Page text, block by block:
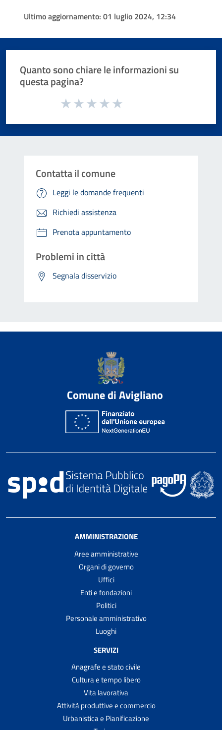
Ultimo aggiornamento: 01 luglio 2024, 12:34
Quanto sono chiare le informazioni su
questa pagina?
Valuta da 1 a 5 stelle la pagina
Contatta il comune
Leggi le domande frequenti
Richiedi assistenza
Prenota appuntamento
Problemi in città
Segnala disservizio
Comune di Avigliano
AMMINISTRAZIONE
Aree amministrative
Organi di governo
Uffici
Enti e fondazioni
Politici
Personale amministrativo
Luoghi
SERVIZI
Anagrafe e stato civile
Cultura e tempo libero
Vita lavorativa
Attività produttive e commercio
Urbanistica e Pianificazione